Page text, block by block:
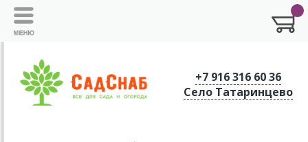
+7 916 316 60 36
Село Татаринцево